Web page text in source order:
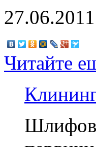
27.06.2011
Читайте